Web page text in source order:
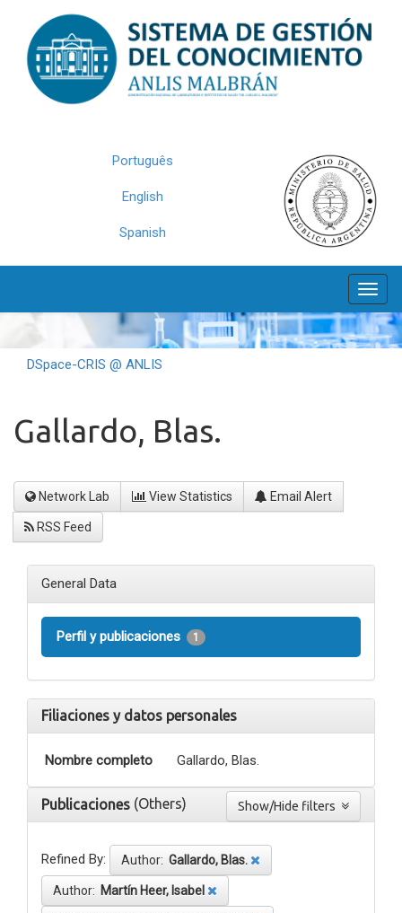
navigation
Português
English
Spanish
DSpace-CRIS @ ANLIS
Gallardo, Blas.
Network Lab View Statistics Email Alert
RSS Feed
General Data
Perfil y publicaciones 1
Filiaciones y datos personales
Nombre completo Gallardo, Blas.
Publicaciones (Others)
Refined By: Author: Gallardo, Blas.
Author: Martín Heer, Isabel